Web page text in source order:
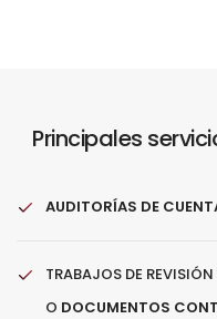
Principales
AUDITORÍAS DE
TRABAJOS DE
O DOCUMENTOS